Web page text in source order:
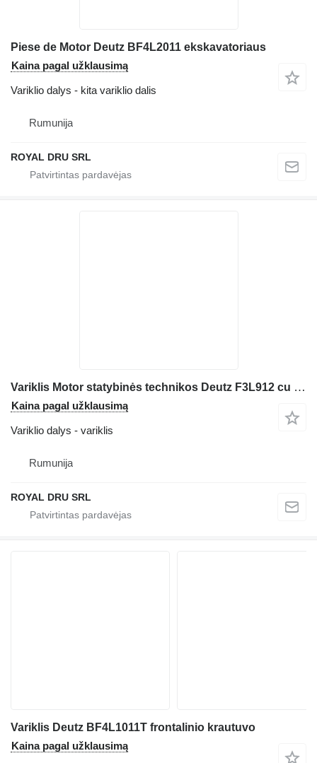
Piese de Motor Deutz BF4L2011 ekskavatoriaus
Kaina pagal užklausimą
Variklio dalys - kita variklio dalis
Rumunija
ROYAL DRU SRL
Variklis Motor statybinės technikos Deutz F3L912 cu Injector, Curele și Pompă de Injecție
Kaina pagal užklausimą
Variklio dalys - variklis
Rumunija
ROYAL DRU SRL
Variklis Deutz BF4L1011T frontalinio krautuvo
Kaina pagal užklausimą